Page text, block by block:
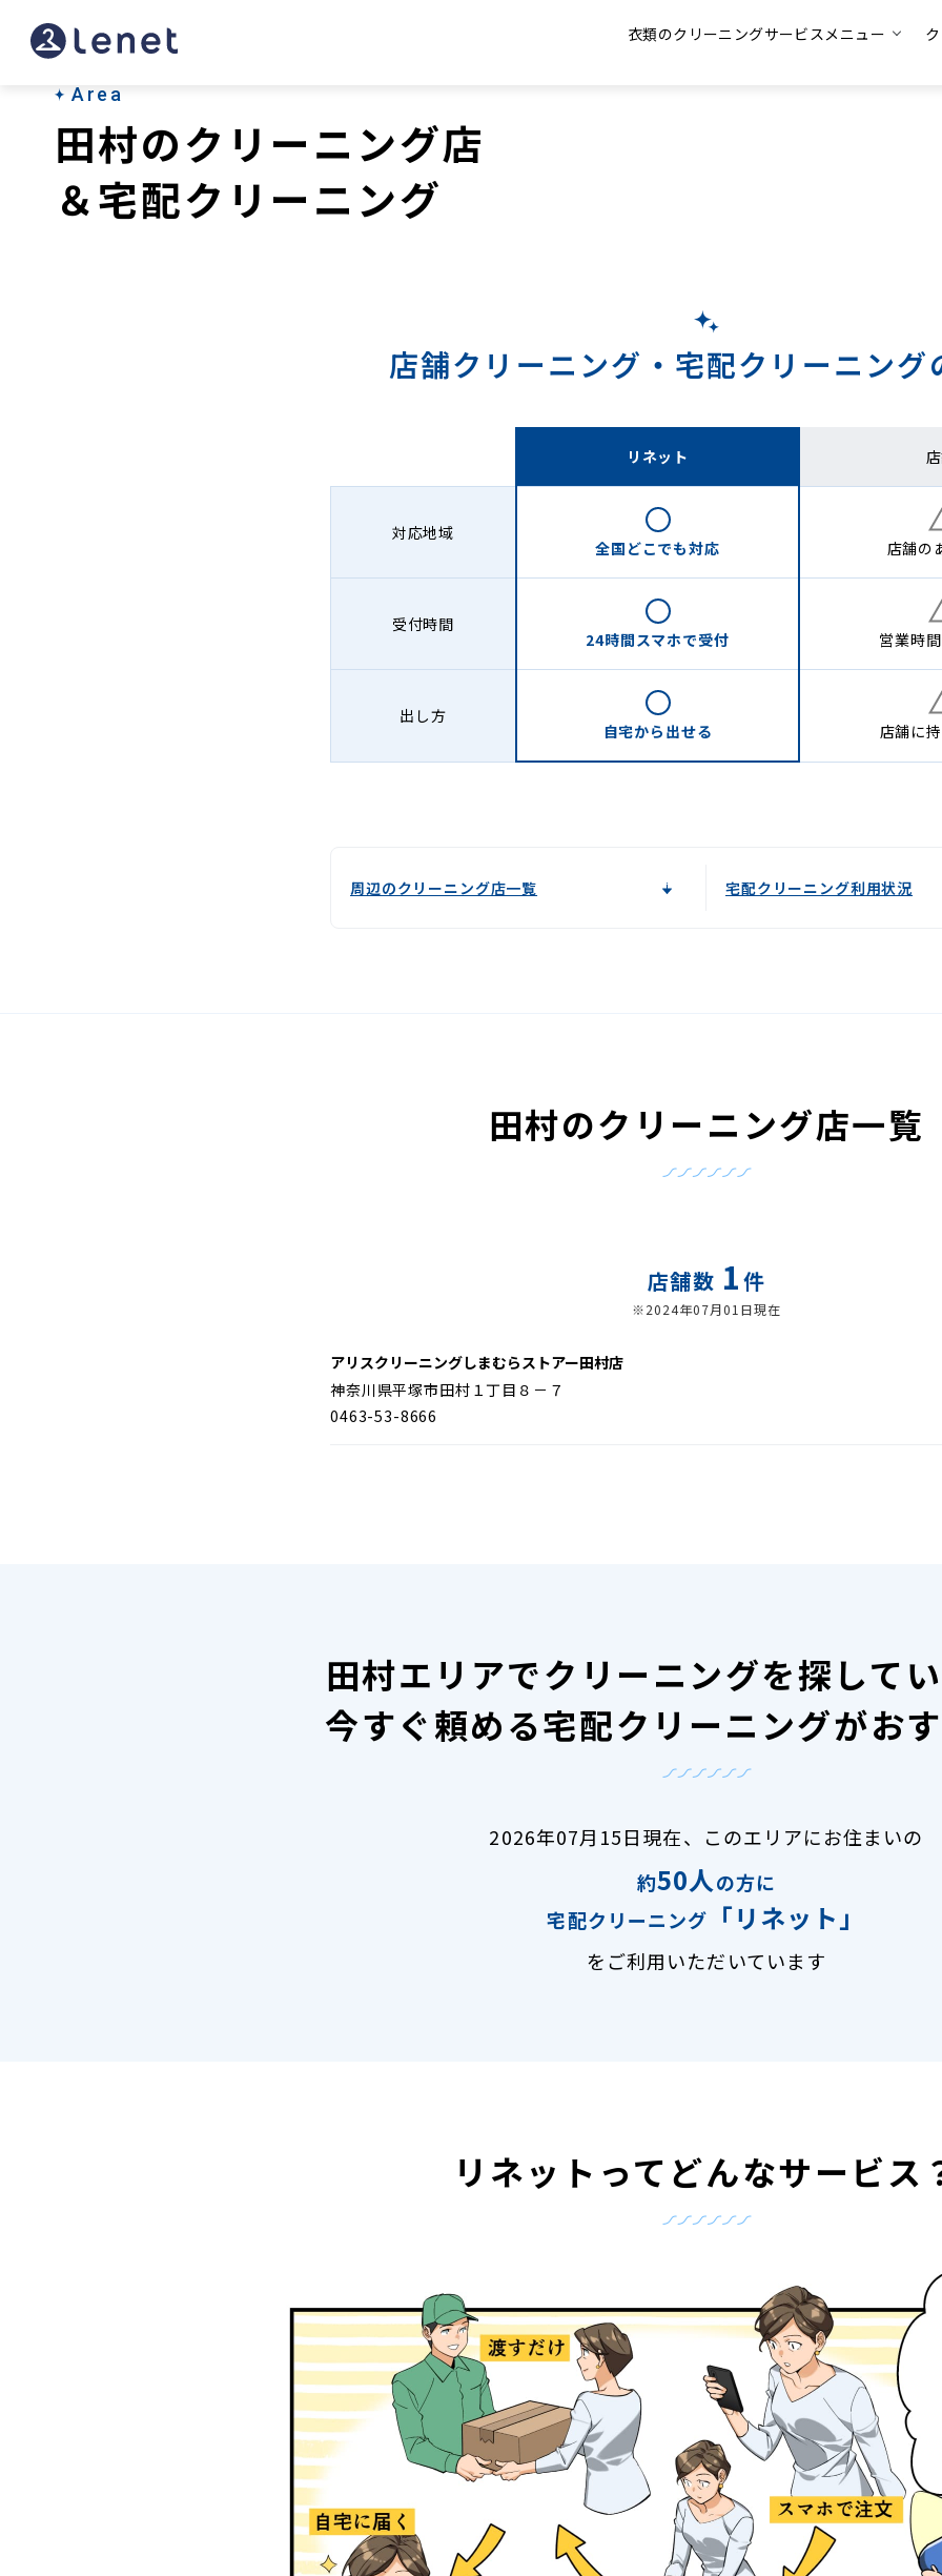
田
村
衣類のクリーニングサービスメニュー
Area
田村のクリーニング店
＆宅配クリーニング
店舗クリーニング・ 宅配クリーニング
リネット
対応地域
全国どこでも対応 店舗の
受付時間
24時間スマホで受付 営業時
出し方
自宅から 出せる 店舗に
周辺のクリーニング店一覧 宅配クリーニング利用状況
田村のクリーニング店一覧
店舗数 1件
※2024年07月01日現在
アリスクリーニングしまむらストアー田村店
神奈川県平塚市田村１丁目８－７
0463-53-8666
田村エリアでクリーニングを探して
今すぐ頼める宅配クリーニングがお
2026年07月15日現在、
このエリアにお住まいの
約50人の方に
宅配クリーニング
「リネット」
をご利用いただいています
リネットってどんなサービス